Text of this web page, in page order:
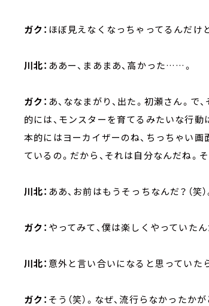
ガク： ほぼ見えなくなっちゃってるんだけ
川北： ああー、まあまあ、高かった……。
ガク： あ、ななまがり、出た。初瀬さん。
的には、モンスターを育てるみたいな行
本的にはヨーカイザーのね、ちっちゃい
ているの。だから、それは自分なんだね。そ
川北： ああ、お前はもうそっちなんだ？（笑）
ガク： やってみて、僕は楽しくやっていたん
川北： 意外と言い合いになると思っていた
ガク： そう（笑）。なぜ、流行らなかったか